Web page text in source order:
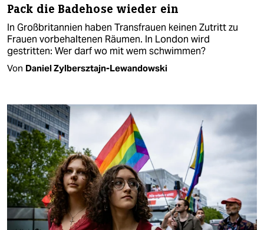
Pack die Badehose wieder ein
In Großbritannien haben Transfrauen keinen Zutritt zu
Frauen vorbehaltenen Räumen. In London wird
gestritten: Wer darf wo mit wem schwimmen?
Von Daniel Zylbersztajn-Lewandowski